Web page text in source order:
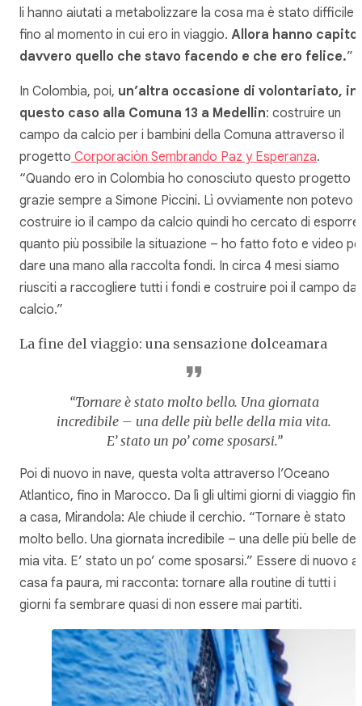
li hanno aiutati a metabolizzare la cosa ma è stato difficile
fino al momento in cui ero in viaggio. Allora hanno capito
davvero quello che stavo facendo e che ero felice.”
In Colombia, poi, un’altra occasione di volontariato, in
questo caso alla Comuna 13 a Medellin: costruire un
campo da calcio per i bambini della Comuna attraverso il
progetto Corporaciòn Sembrando Paz y Esperanza.
“Quando ero in Colombia ho conosciuto questo progetto
grazie sempre a Simone Piccini. Lì ovviamente non potevo
costruire io il campo da calcio quindi ho cercato di esporre
quanto più possibile la situazione – ho fatto foto e video
dare una mano alla raccolta fondi. In circa 4 mesi siamo
riusciti a raccogliere tutti i fondi e costruire poi il campo da
calcio.”
La fine del viaggio: una sensazione dolceamara
“Tornare è stato molto bello. Una giornata
incredibile – una delle più belle della mia vita.
E’ stato un po’ come sposarsi.”
Poi di nuovo in nave, questa volta attraverso l’Oceano
Atlantico, fino in Marocco. Da lì gli ultimi giorni di viaggio
a casa, Mirandola: Ale chiude il cerchio. “Tornare è stato
molto bello. Una giornata incredibile – una delle più belle
mia vita. E’ stato un po’ come sposarsi.” Essere di nuovo a
casa fa paura, mi racconta: tornare alla routine di tutti i
giorni fa sembrare quasi di non essere mai partiti.